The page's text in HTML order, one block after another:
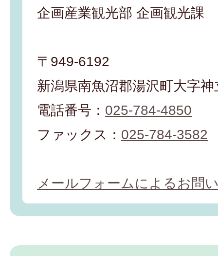
企画産業観光部 企画観光課
〒949-6192
新潟県南魚沼郡湯沢町大字
電話番号： 025-784-4850
ファックス： 025-784-3582
メールフォームによるお問